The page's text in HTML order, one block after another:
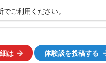
ご利用ください。
体験談を投稿する
は